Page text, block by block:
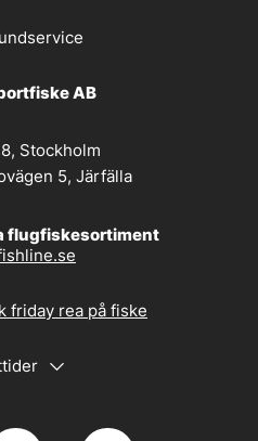
AB
Stockholm
5, Järfälla
flugfiskesortiment
friday rea på fiske